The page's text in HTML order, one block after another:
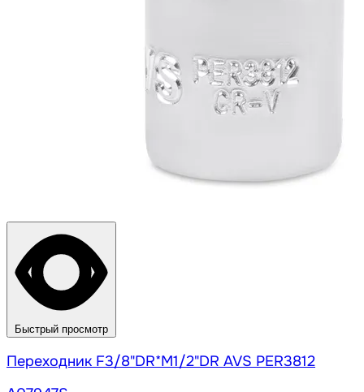
Быстрый просмотр
Переходник F3/8"DR*M1/2"DR AVS PER3812